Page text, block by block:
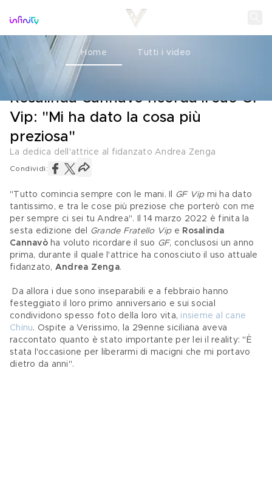
Home Tutti i video
AMORE
Rosalinda Cannavò ricorda il suo GF
Vip: "Mi ha dato la cosa più
preziosa"
La dedica dell'attrice al fidanzato Andrea Zenga
Condividi:
"Tutto comincia sempre con le mani. Il GF Vip mi ha dato
tantissimo, e tra le cose più preziose che porterò con me
per sempre ci sei tu Andrea". Il 14 marzo 2022 è finita la
sesta edizione del Grande Fratello Vip e Rosalinda
Cannavò ha voluto ricordare il suo GF, conclusosi un anno
prima, durante il quale l'attrice ha conosciuto il uso attuale
fidanzato, Andrea Zenga.
festeggiato il loro primo anniversario e sui social
condividono spesso foto della loro vita, insieme al cane
Chinu. Ospite a Verissimo, la 29enne siciliana aveva
raccontato quanto è stato importante per lei il reality: "È
stata l'occasione per liberarmi di macigni che mi portavo
dietro da anni".